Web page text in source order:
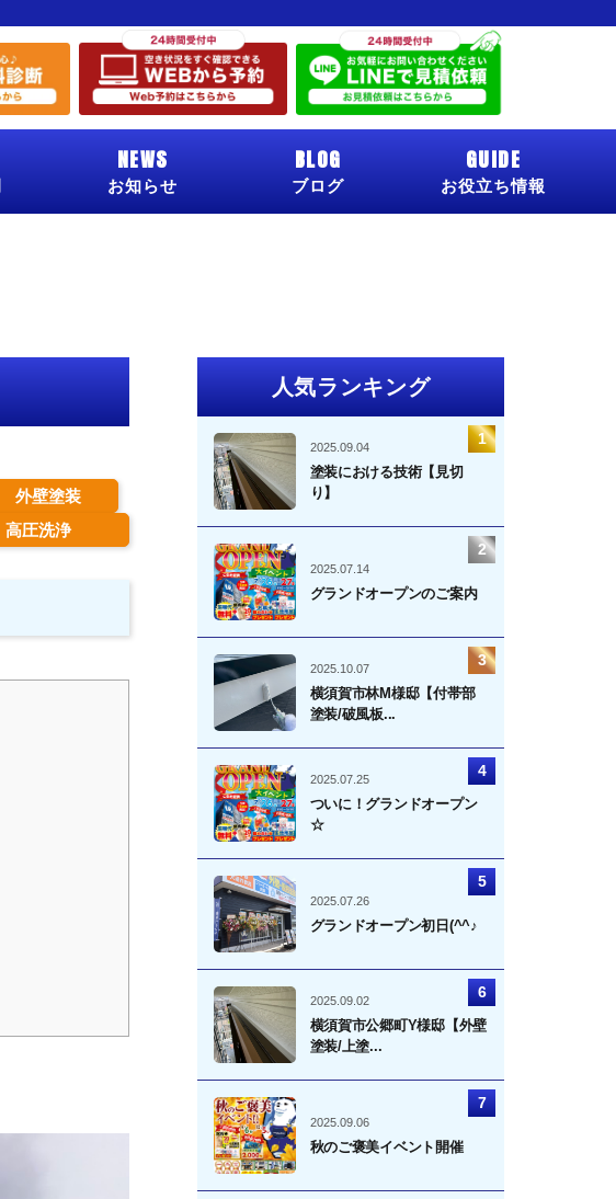
NEWS
お知らせ
BLOG
ブログ
GUIDE
お役立ち情報
外壁塗装
高圧洗浄
人気ランキング
2025.09.04
塗装における技術【見切
り】
2025.07.14
グランドオープンのご案内
2025.10.07
横須賀市林M様邸【付帯部
塗装/破風板...
2025.07.25
ついに！グランドオープン
☆
2025.07.26
グランドオープン初日(^^♪
2025.09.02
横須賀市公郷町Y様邸【外壁
塗装/上塗...
2025.09.06
秋のご褒美イベント開催